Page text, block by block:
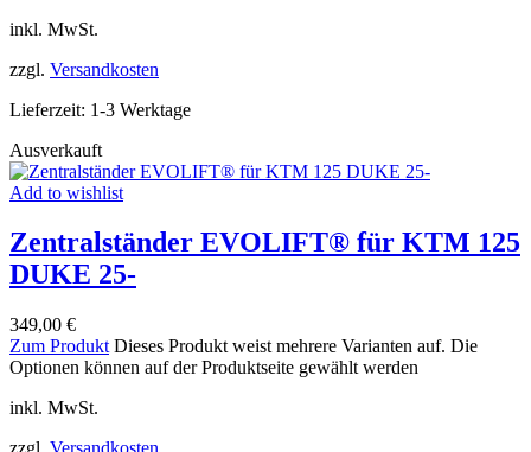
inkl. MwSt.
zzgl. Versandkosten
Lieferzeit: 1-3 Werktage
Ausverkauft
Add to wishlist
Zentralständer EVOLIFT® für KTM 125
DUKE 25-
349,00 €
Zum Produkt Dieses Produkt weist mehrere Varianten auf. Die
Optionen können auf der Produktseite gewählt werden
inkl. MwSt.